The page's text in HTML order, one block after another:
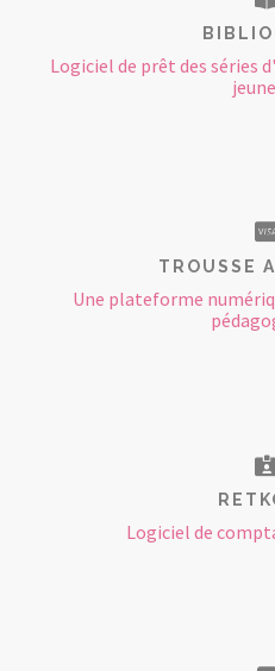
Logiciel de prêt des séries
TROUSSE
Une plateforme
Logiciel de